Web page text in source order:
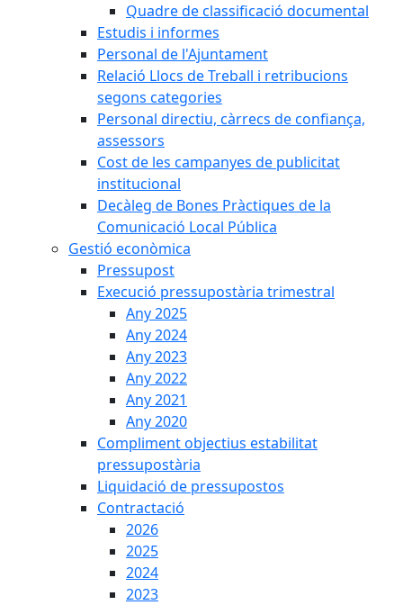
Quadre de classificació documental
Estudis i informes
Personal de l'Ajuntament
Relació Llocs de Treball i retribucions
segons categories
Personal directiu, càrrecs de confiança,
assessors
Cost de les campanyes de publicitat
institucional
Decàleg de Bones Pràctiques de la
Comunicació Local Pública
Gestió econòmica
Pressupost
Execució pressupostària trimestral
Any 2025
Any 2024
Any 2023
Any 2022
Any 2021
Any 2020
Compliment objectius estabilitat
pressupostària
Liquidació de pressupostos
Contractació
2026
2025
2024
2023